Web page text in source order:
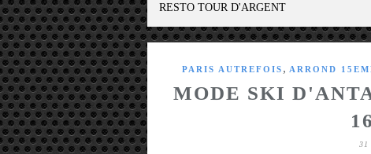
RESTO TOUR D'ARGENT
PARIS AUTREFOIS , ARROND
MODE SKI
31